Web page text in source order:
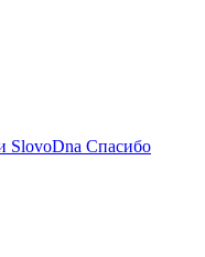
SlovoDna Спасибо